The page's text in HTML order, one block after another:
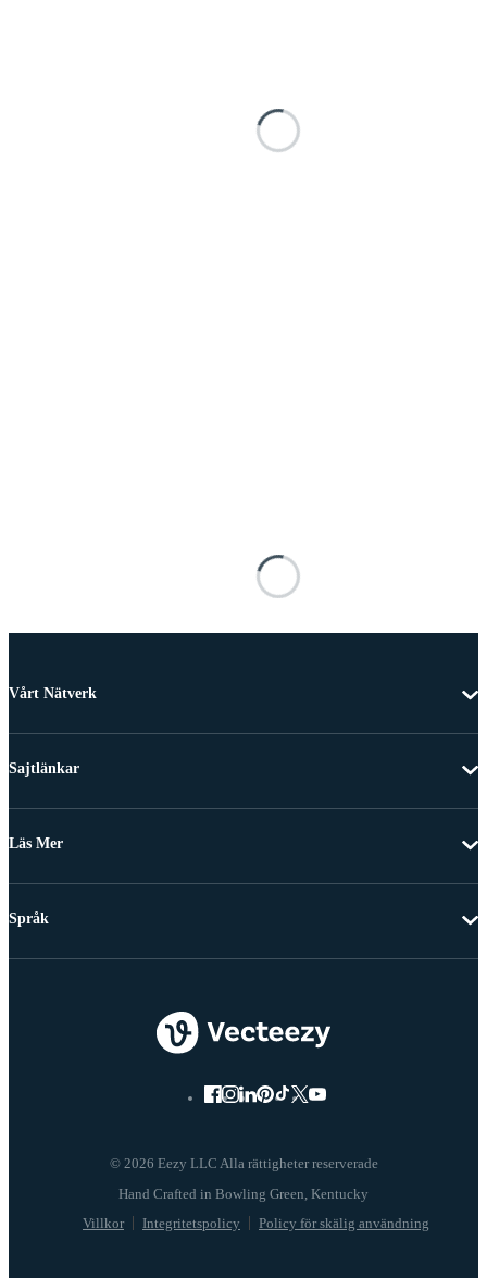
Vårt Nätverk
Sajtlänkar
Läs Mer
© 2026 Eezy LLC Alla rättigheter reserverade
Villkor Integritetspolicy Policy för skälig användning
Språk